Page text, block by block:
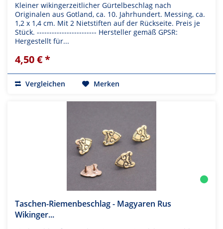
Kleiner wikingerzeitlicher Gürtelbeschlag nach
Originalen aus Gotland, ca. 10. Jahrhundert. Messing, ca.
1,2 x 1,4 cm. Mit 2 Nietstiften auf der Rückseite. Preis je
Stück. ------------------------ Hersteller gemäß GPSR:
Hergestellt für...
4,50 € *
Vergleichen Merken
Taschen-Riemenbeschlag - Magyaren Rus
Wikinger...